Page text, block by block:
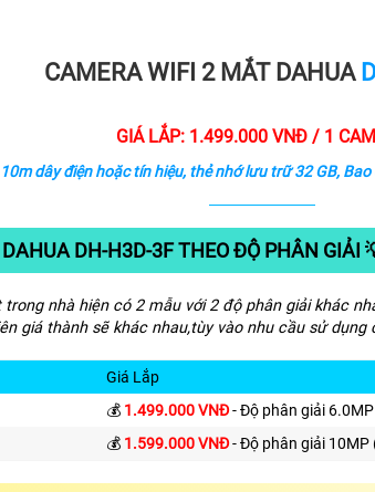
CAMERA WIFI 2 MẮT DAHUA
GIÁ LẮP: 1.499.000 VNĐ / 1
dây điện hoặc tín hiệu, thẻ nhớ lưu trữ 32 GB,
DH-H3D-3F THEO ĐỘ PHÂN GIẢI
nhà hiện có 2 mẫu với 2 độ phân giải khác
giá thành sẽ khác nhau,tùy vào nhu cầu sử
Giá Lắp
💰 1.499.000 VNĐ- Độ phân giải
💰 1.599.000 VNĐ- Độ phân giải 10MP